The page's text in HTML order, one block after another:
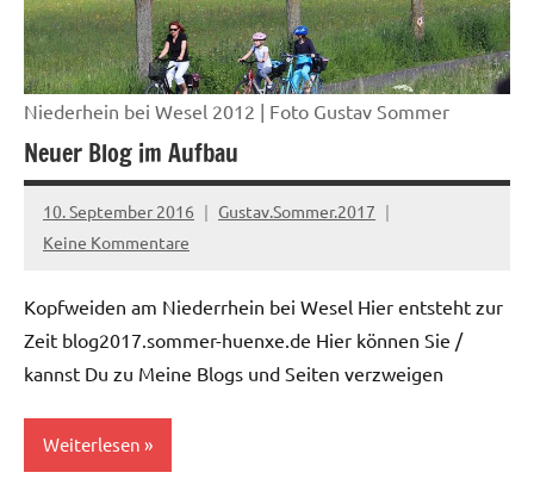
Niederhein bei Wesel 2012 | Foto Gustav Sommer
Neuer Blog im Aufbau
10. September 2016
Gustav.Sommer.2017
Keine Kommentare
Kopfweiden am Niederrhein bei Wesel Hier entsteht zur
Zeit blog2017.sommer-huenxe.de Hier können Sie /
kannst Du zu Meine Blogs und Seiten verzweigen
Weiterlesen